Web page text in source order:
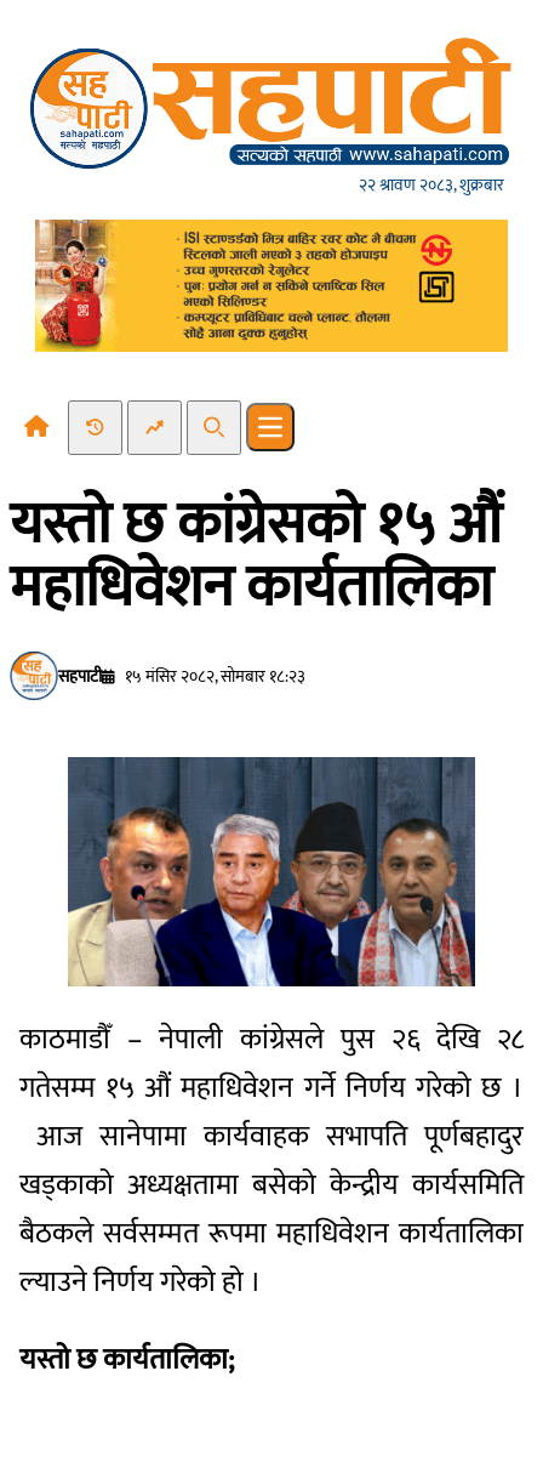
२२ श्रावण २०८३, शुक्रबार
Recent NewsTrending News
SearchOpen main menu
यस्तो छ कांग्रेसको १५ ‍औं
महाधिवेशन कार्यतालिका
सहपाटी १५ मंसिर २०८२, सोमबार १८:२३
काठमाडौँ – नेपाली कांग्रेसले पुस २६ देखि २८
गतेसम्म १५ औं महाधिवेशन गर्ने निर्णय गरेको छ ।
आज सानेपामा कार्यवाहक सभापति पूर्णबहादुर
खड्काको अध्यक्षतामा बसेको केन्द्रीय कार्यसमिति
बैठकले सर्वसम्मत रूपमा महाधिवेशन कार्यतालिका
ल्याउने निर्णय गरेको हो ।
यस्तो छ कार्यतालिका;